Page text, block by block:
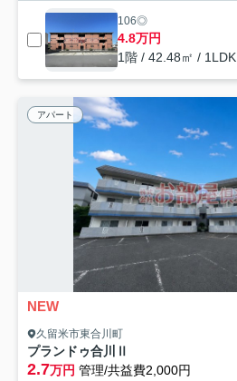
106◎
4.8万円
1階 / 42.48㎡ / 1LDK
アパート
NEW
久留米市東合川町
プランドゥ合川Ⅱ
2.7万円 管理/共益費2,000円